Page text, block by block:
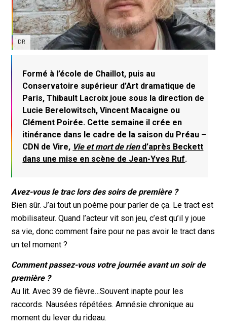
DR
Formé à l’école de Chaillot, puis au
Conservatoire supérieur d’Art dramatique de
Paris, Thibault Lacroix joue sous la direction de
Lucie Berelowitsch, Vincent Macaigne ou
Clément Poirée. Cette semaine il crée en
itinérance dans le cadre de la saison du Préau –
CDN de Vire, Vie et mort de riend’après Beckett
dans une mise en scène de Jean-Yves Ruf.
Avez-vous le trac lors des soirs de première ?
Bien sûr. J’ai tout un poème pour parler de ça. Le tract est
mobilisateur. Quand l’acteur vit son jeu, c’est qu’il y joue
sa vie, donc comment faire pour ne pas avoir le tract dans
un tel moment ?
Comment passez-vous votre journée avant un soir de
première ?
Au lit. Avec 39 de fièvre…Souvent inapte pour les
raccords. Nausées répétées. Amnésie chronique au
moment du lever du rideau.